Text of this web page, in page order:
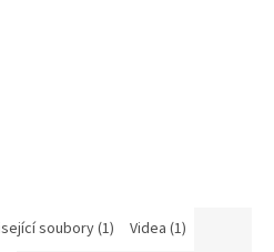
soubory (1)
Videa (1)